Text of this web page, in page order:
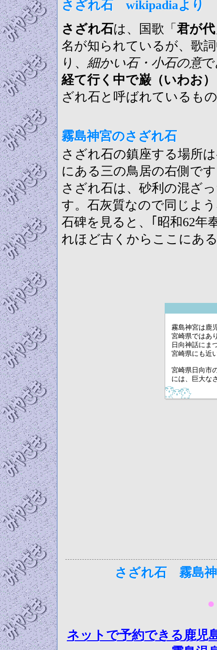
さざれ石 wikipadiaより
さざれ石は、国歌「 君が代
名が知られているが、歌
り、 細かい石・小石の意
経て行く中で巌（いわお
ざれ石と呼ばれているも
霧島神宮のさざれ石
さざれ石の鎮座する場所
にある三の鳥居の右側で
さざれ石は、砂利の混ざ
す。石灰質なので同じよ
石碑を見ると、｢昭和62年
れほど古くからここにあ
霧島神宮は鹿
宮崎県ではあ
日向神話にま
宮崎県にも近
宮崎県日向市
には、巨大な
さざれ石 霧島
●
ネットで予約できる鹿児